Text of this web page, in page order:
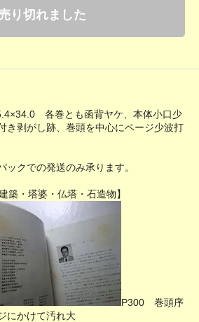
り切れました
各巻とも函背ヤケ、本体小口少
き剥がし跡、巻頭を中心にページ少波打
クでの発送のみ承ります。
・塔婆・仏塔・石造物】
P300 巻頭序
にかけて汚れ大